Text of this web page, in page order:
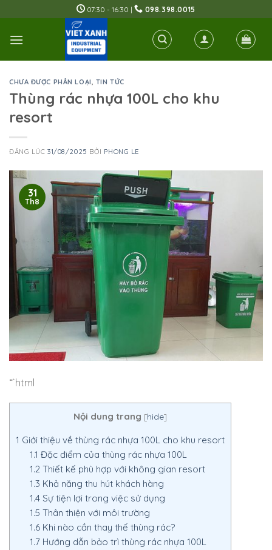
to
content
07:30 - 16:30 | 098.398.0015
CHƯA ĐƯỢC PHÂN LOẠI, TIN TỨC
Thùng rác nhựa 100L cho khu
resort
ĐĂNG LÚC31/08/2025 BỞI PHONG LE
31
Th8
“`html
Nội dung trang [hide]
1 Giới thiệu về thùng rác nhựa 100L cho khu resort
1.1 Đặc điểm của thùng rác nhựa 100L
1.2Thiết kế phù hợp với không gian resort
1.3 Khả năng thu hút khách hàng
1.4Sự tiện lợi trong việc sử dụng
1.5 Thân thiện với môi trường
1.6Khi nào cần thay thế thùng rác?
1.7Hướng dẫn bảo trì thùng rác nhựa 100L